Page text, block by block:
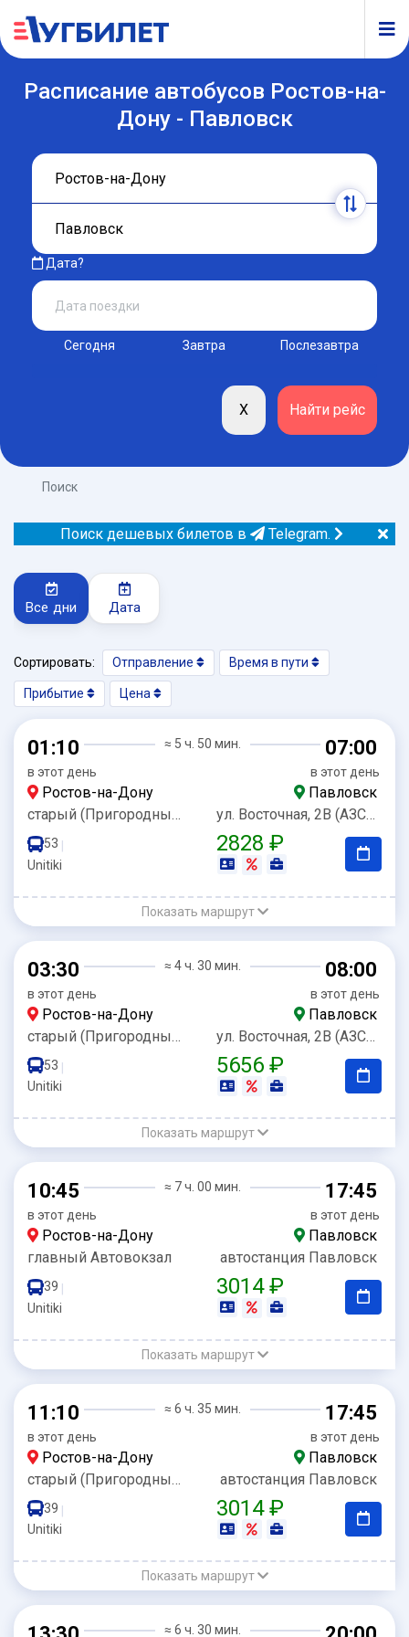
Расписание автобусов Ростов-на-
Дону - Павловск
Дата?
Сегодня Завтра Послезавтра
Поиск
Поиск дешевых билетов в Telegram.
Все дни Дата
Сортировать: Отправление Время в пути
Прибытие Цена
01:10
в этот день
≈ 5 ч. 50 мин. 07:00
в этот день
Ростов-на-Дону
Павловск
старый (Пригородный) Автовокзал
ул. Восточная, 2В (АЗС Роснефть)
53 |
Unitiki
2828 ₽
Показать маршрут
03:30
в этот день
≈ 4 ч. 30 мин. 08:00
в этот день
Ростов-на-Дону
Павловск
старый (Пригородный) Автовокзал
ул. Восточная, 2В (АЗС Роснефть)
53 |
Unitiki
5656 ₽
Показать маршрут
10:45
в этот день
≈ 7 ч. 00 мин. 17:45
в этот день
Ростов-на-Дону
Павловск
главный Автовокзал
автостанция Павловск
39 |
Unitiki
3014 ₽
Показать маршрут
11:10
в этот день
≈ 6 ч. 35 мин. 17:45
в этот день
Ростов-на-Дону
Павловск
старый (Пригородный) Автовокзал
автостанция Павловск
39 |
Unitiki
3014 ₽
Показать маршрут
≈ 6 ч. 30 мин.